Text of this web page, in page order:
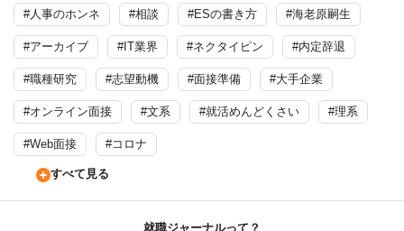
#人事のホンネ #相談 #ESの書き方 #海老原嗣生
#アーカイブ #IT業界 #ネクタイピン #内定辞退
#職種研究 #志望動機 #面接準備 #大手企業
#オンライン面接 #文系 #就活めんどくさい #理系
#Web面接 #コロナ
すべて見る
就職ジャーナルって？